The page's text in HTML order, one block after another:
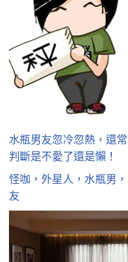
水瓶男友忽冷忽熱，還
判斷是不愛了還是懶！
怪咖，外星人，水瓶男
友